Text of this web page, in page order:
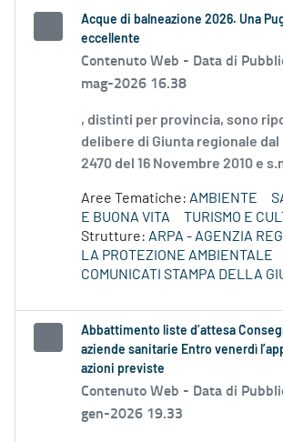
Acque di balneazione 2026. Una
eccellente
Contenuto Web - Data di
mag-2026 16.38
, distinti per provincia, sono
delibere di Giunta regionale dal
2470 del 16 Novembre 2010 e
Aree Tematiche: AMBIENTE
E BUONA VITA
TURISMO E
Strutture: ARPA - AGENZIA
LA PROTEZIONE AMBIENTALE
COMUNICATI STAMPA DELLA
Abbattimento liste d’attesa
aziende sanitarie Entro venerdì
azioni previste
Contenuto Web - Data di
gen-2026 19.33